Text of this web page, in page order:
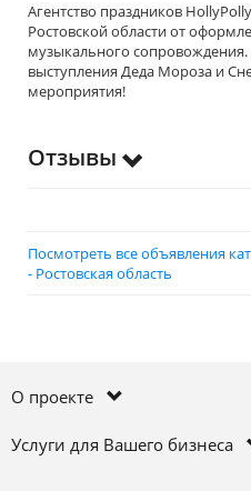
Агентство праздников
Ростовской области от
музыкального
выступления Деда Мороза и
мероприятия!
Отзывы
Посмотреть все объявления
- Ростовская область
О проекте
Услуги для Вашего бизнеса